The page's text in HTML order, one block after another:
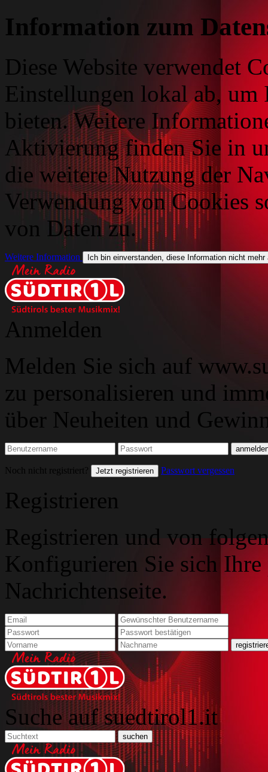
Information zum
Diese Website verwendet
Einstellungen lokal ab, um
bieten. Weitere
Aktivierung finden Sie in
die weitere Nutzung der
Verwendung von Cookies
von Daten zu.
Weitere Information Ich bin einverstanden, diese Information nicht mehr
Anmelden
Melden Sie sich auf
zu personalisieren und
über Neuheiten und
Noch nicht registriert? Jetzt registrieren Passwort vergessen
Registrieren
Registrieren und von
Konfigurieren Sie sich
Nachrichtenseite.
Suche auf suedtirol1.it